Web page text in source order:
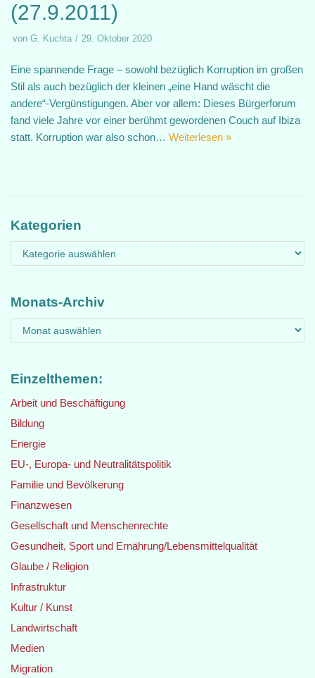
(27.9.2011)
von G. Kuchta 29. Oktober 2020
Eine spannende Frage – sowohl bezüglich Korruption im großen
Stil als auch bezüglich der kleinen „eine Hand wäscht die
andere“-Vergünstigungen. Aber vor allem: Dieses Bürgerforum
fand viele Jahre vor einer berühmt gewordenen Couch auf Ibiza
statt. Korruption war also schon… Weiterlesen »
Kategorien
Monats-Archiv
Einzelthemen:
Arbeit und Beschäftigung
Bildung
Energie
EU-, Europa- und Neutralitätspolitik
Familie und Bevölkerung
Finanzwesen
Gesellschaft und Menschenrechte
Gesundheit, Sport und Ernährung/Lebensmittelqualität
Glaube / Religion
Infrastruktur
Kultur / Kunst
Landwirtschaft
Medien
Migration